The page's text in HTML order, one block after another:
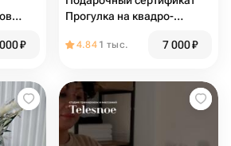
₽
Прогулка на квадро-
4.84 1 тыс. 7 000₽